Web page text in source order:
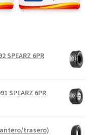
SPEARZ 6PR
SPEARZ 6PR
trasero)